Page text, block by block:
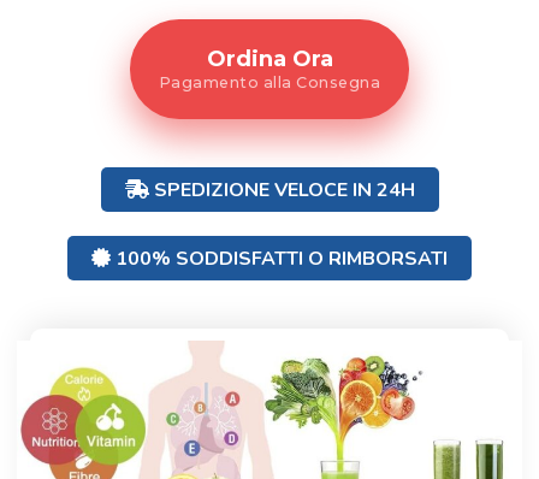
Ordina Ora
Pagamento alla Consegna
SPEDIZIONE VELOCE IN 24H
100% SODDISFATTI O RIMBORSATI